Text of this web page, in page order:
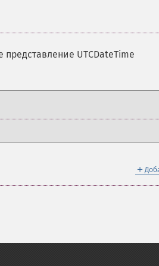
представление UTCDateTime
＋